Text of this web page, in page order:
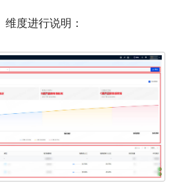
维度进行说明：